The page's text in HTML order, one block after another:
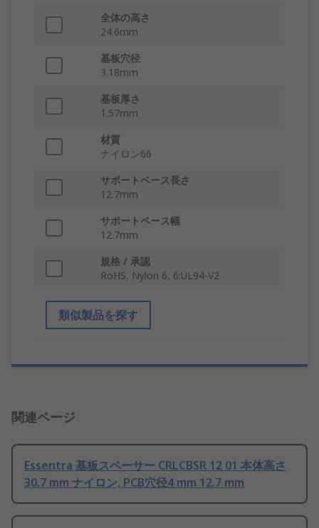
全体の高さ
24.6mm
基板穴径
3.18mm
基板厚さ
1.57mm
材質
ナイロン66
サポートベース長さ
12.7mm
サポートベース幅
12.7mm
規格 / 承認
RoHS, Nylon 6, 6:UL94-V2
類似製品を探す
関連ページ
Essentra 基板スペーサー CRLCBSR 12 01 本体高さ
30.7 mm ナイロン, PCB穴径4 mm 12.7 mm